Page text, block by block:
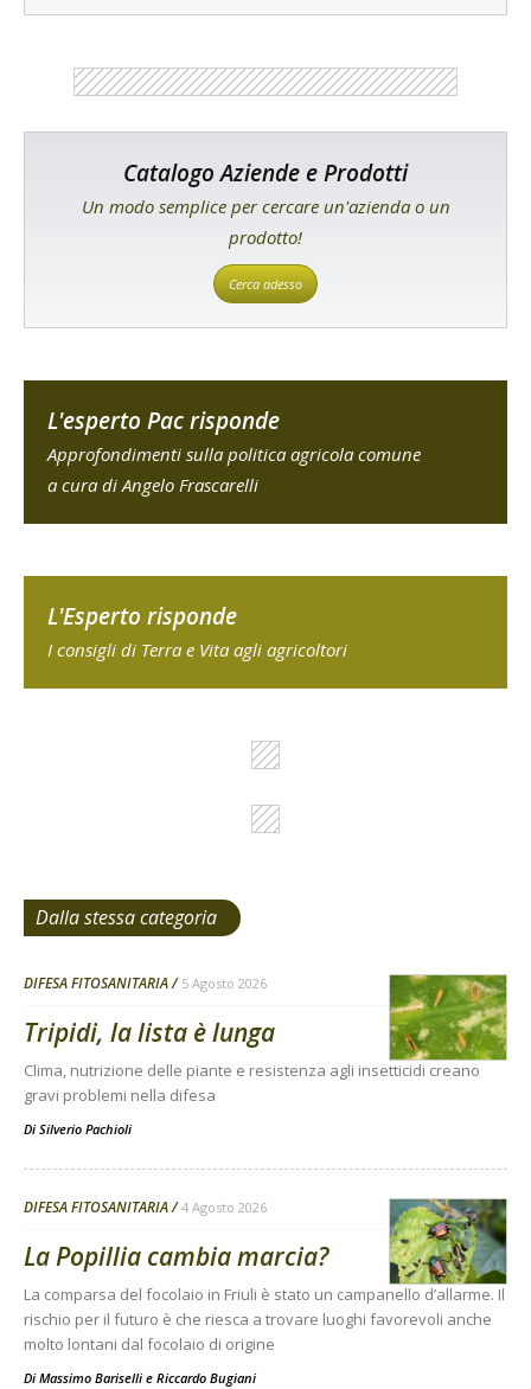
Catalogo Aziende e Prodotti
Un modo semplice per cercare un'azienda o un
prodotto!
Cerca adesso
L'esperto Pac risponde
Approfondimenti sulla politica agricola comune
a cura di Angelo Frascarelli
L'Esperto risponde
I consigli di Terra e Vita agli agricoltori
Dalla stessa categoria
DIFESA FITOSANITARIA 5 Agosto 2026
Tripidi, la lista è lunga
Clima, nutrizione delle piante e resistenza agli insetticidi creano
gravi problemi nella difesa
Di Silverio Pachioli
DIFESA FITOSANITARIA 4 Agosto 2026
La Popillia cambia marcia?
La comparsa del focolaio in Friuli è stato un campanello d’allarme. Il
rischio per il futuro è che riesca a trovare luoghi favorevoli anche
molto lontani dal focolaio di origine
Di Massimo Bariselli e Riccardo Bugiani